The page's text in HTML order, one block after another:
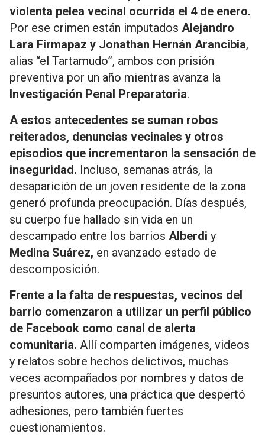
violenta pelea vecinal ocurrida el 4 de enero.
Por ese crimen están imputados Alejandro
Lara Firmapaz y Jonathan Hernán Arancibia,
alias “el Tartamudo”, ambos con prisión
preventiva por un año mientras avanza la
Investigación Penal Preparatoria.
A estos antecedentes se suman robos
reiterados, denuncias vecinales y otros
episodios que incrementaron la sensación de
inseguridad. Incluso, semanas atrás, la
desaparición de un joven residente de la zona
generó profunda preocupación. Días después,
su cuerpo fue hallado sin vida en un
descampado entre los barrios Alberdi y
Medina Suárez, en avanzado estado de
descomposición.
Frente a la falta de respuestas, vecinos del
barrio comenzaron a utilizar un perfil público
de Facebook como canal de alerta
comunitaria. Allí comparten imágenes, videos
y relatos sobre hechos delictivos, muchas
veces acompañados por nombres y datos de
presuntos autores, una práctica que despertó
adhesiones, pero también fuertes
cuestionamientos.